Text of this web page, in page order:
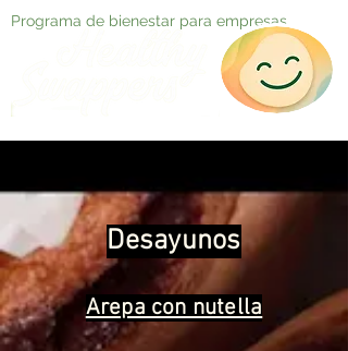
Programa de bienestar para empresas
Desayunos
Arepa con nutella